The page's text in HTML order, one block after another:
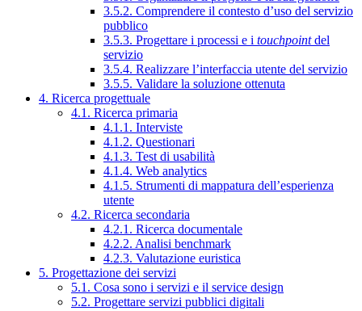
3.5.2. Comprendere il contesto d’uso del servizio
pubblico
3.5.3. Progettare i processi e i touchpointdel
servizio
3.5.4. Realizzare l’interfaccia utente del servizio
3.5.5. Validare la soluzione ottenuta
4. Ricerca progettuale
4.1. Ricerca primaria
4.1.1. Interviste
4.1.2. Questionari
4.1.3. Test di usabilità
4.1.4. Web analytics
4.1.5. Strumenti di mappatura dell’esperienza
utente
4.2. Ricerca secondaria
4.2.1. Ricerca documentale
4.2.2. Analisi benchmark
4.2.3. Valutazione euristica
5. Progettazione dei servizi
5.1. Cosa sono i servizi e il service design
5.2. Progettare servizi pubblici digitali